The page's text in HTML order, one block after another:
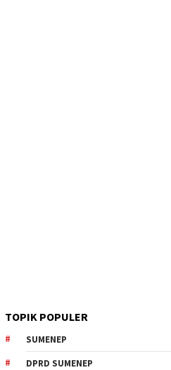
TOPIK POPULER
SUMENEP
DPRD SUMENEP